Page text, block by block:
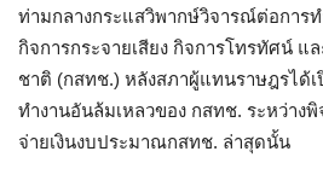
ท่ามกลางกระแสวิพากษ์วิจารณ์ต่อการ
กิจการกระจายเสียง กิจการโทรทัศน์
ชาติ (กสทช.) หลังสภาผู้แทนราษฎรได้
ทำงานอันล้มเหลวของ กสทช. ระหว่าง
จ่ายเงินงบประมาณกสทช. ล่าสุดนั้น